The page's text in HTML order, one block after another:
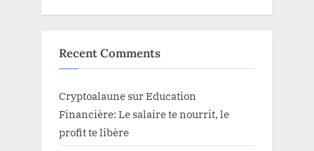
Recent Comments
Cryptoalaune surEducation
Financière: Le salaire te nourrit, le
profit te libère